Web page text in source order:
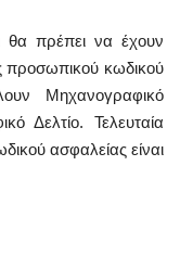
θα πρέπει να έχουν
προσωπικού κωδικού
Μηχανογραφικό
Δελτίο. Τελευταία
ασφαλείας είναι